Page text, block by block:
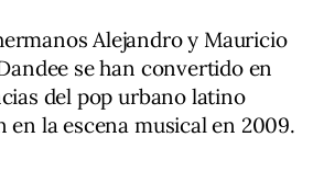
Alejandro y Mauricio
se han convertido en
del pop urbano latino
en la escena musical en 2009.